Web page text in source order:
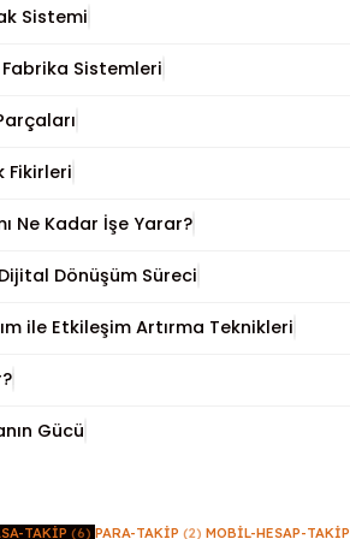
Sistemi
Sistemleri
Fikirleri
Ne Kadar İşe Yarar?
Dönüşüm Süreci
ile Etkileşim Artırma Teknikleri
Gücü
TAKIP (6) PARA-TAKIP (2) MOBIL-HESAP-TAKIP